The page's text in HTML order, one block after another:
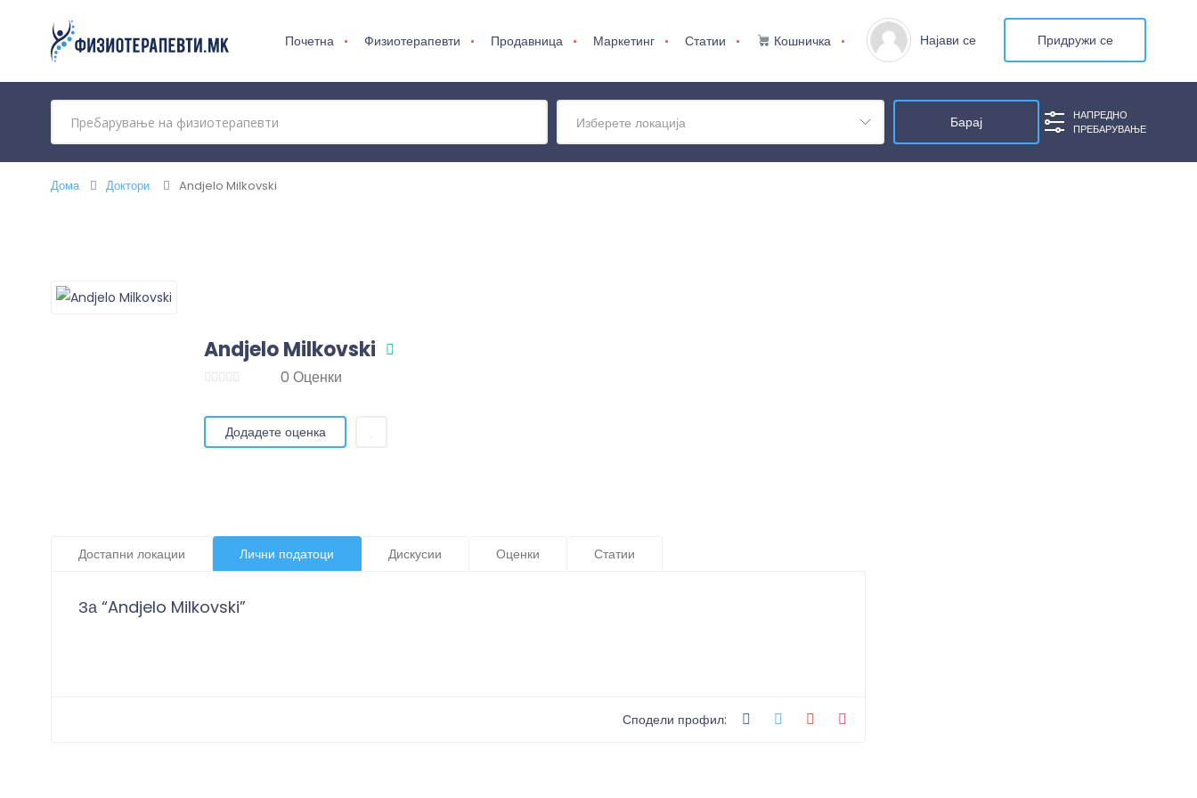
Почетна Физиотерапевти Продавница Маркетинг Статии Кошничка Најави се Придружи се
Изберете локација
НАПРЕДНО
ПРЕБАРУВАЊЕ
Дома Доктори. Andjelo Milkovski
Andjelo Milkovski
0 Оценки
Додадете оценка
Достапни локации Лични податоци Дискусии Оценки Статии
За “Andjelo Milkovski”
Сподели профил: